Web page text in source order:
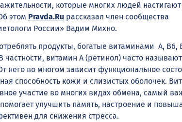
которые многих людей
этом Pravda.Ru рассказал член сообщества
России» Вадим Михно.
продукты, богатые витаминами А, B6,
частности, витамин А (ретинол) часто
него во многом зависит функциональное
способность кожи и слизистых оболочек.
участие во многих видах обмена, самый
улучшить память, настроение и
для снижения стресса.